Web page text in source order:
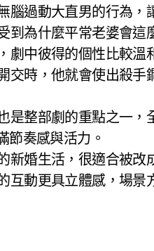
腦過動大直男的行為，
到為什麼平常老婆會這
劇中彼得的個性比較溫
交時，他就會使出殺手
是整部劇的重點之一，
節奏感與活力。
新婚生活，很適合被改
互動更具立體感，場景